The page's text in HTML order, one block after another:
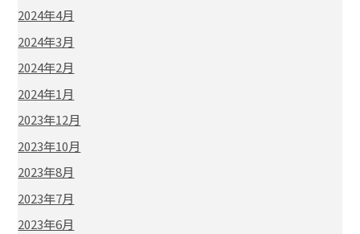
2024年4月
2024年3月
2024年2月
2024年1月
2023年12月
2023年10月
2023年8月
2023年7月
2023年6月